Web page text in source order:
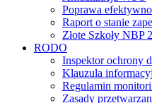
Poprawa
Raport o stanie
Złote Szkoły NBP
RODO
Inspektor ochrony
Klauzula
Regulamin
Zasady